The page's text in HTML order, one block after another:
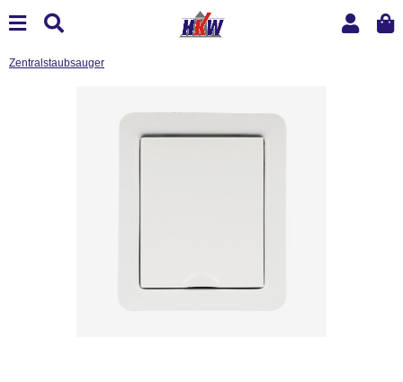
Zentralstaubsauger